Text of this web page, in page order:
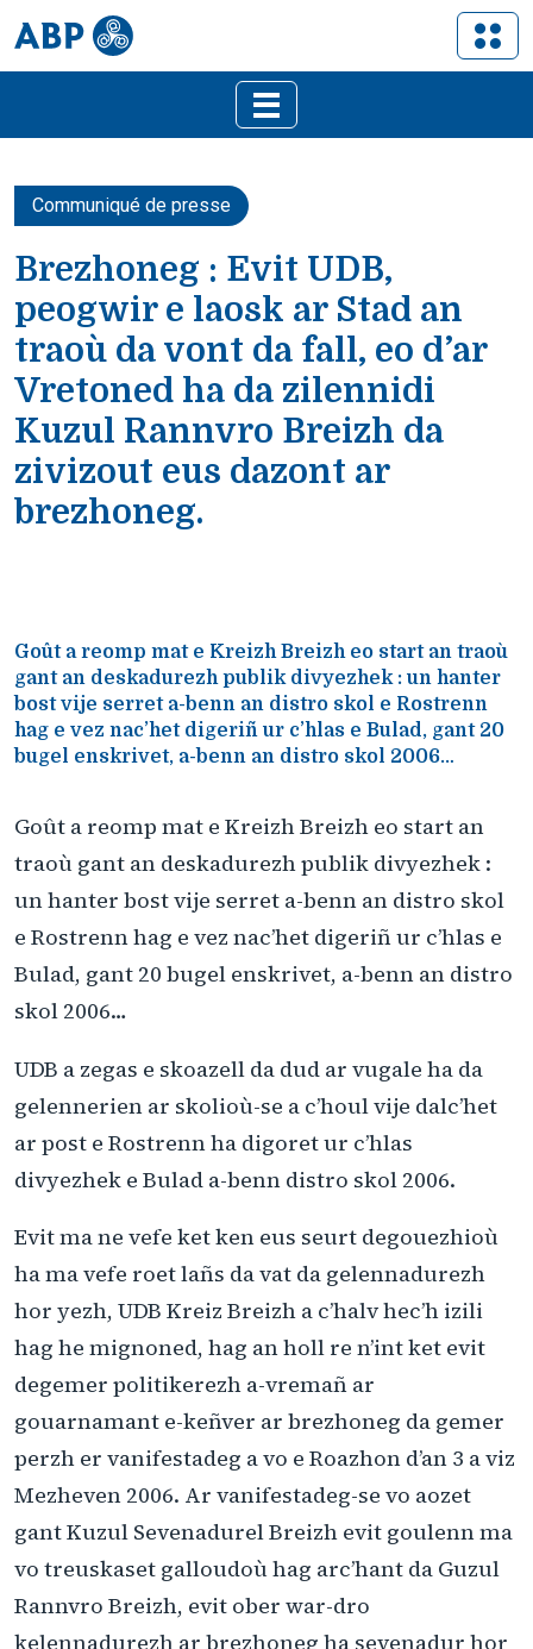
Communiqué de presse
Brezhoneg : Evit UDB,
peogwir e laosk ar Stad an
traoù da vont da fall, eo d’ar
Vretoned ha da zilennidi
Kuzul Rannvro Breizh da
zivizout eus dazont ar
brezhoneg.
Goût a reomp mat e Kreizh Breizh eo start an traoù
gant an deskadurezh publik divyezhek : un hanter
bost vije serret a-benn an distro skol e Rostrenn
hag e vez nac’het digeriñ ur c’hlas e Bulad, gant 20
bugel enskrivet, a-benn an distro skol 2006…
Goût a reomp mat e Kreizh Breizh eo start an
traoù gant an deskadurezh publik divyezhek :
un hanter bost vije serret a-benn an distro skol
e Rostrenn hag e vez nac’het digeriñ ur c’hlas e
Bulad, gant 20 bugel enskrivet, a-benn an distro
skol 2006…
UDB a zegas e skoazell da dud ar vugale ha da
gelennerien ar skolioù-se a c’houl vije dalc’het
ar post e Rostrenn ha digoret ur c’hlas
divyezhek e Bulad a-benn distro skol 2006.
Evit ma ne vefe ket ken eus seurt degouezhioù
ha ma vefe roet lañs da vat da gelennadurezh
hor yezh, UDB Kreiz Breizh a c’halv hec’h izili
hag he mignoned, hag an holl re n’int ket evit
degemer politikerezh a-vremañ ar
gouarnamant e-keñver ar brezhoneg da gemer
perzh er vanifestadeg a vo e Roazhon d’an 3 a viz
Mezheven 2006. Ar vanifestadeg-se vo aozet
gant Kuzul Sevenadurel Breizh evit goulenn ma
vo treuskaset galloudoù hag arc’hant da Guzul
Rannvro Breizh, evit ober war-dro
kelennadurezh ar brezhoneg ha sevenadur hor